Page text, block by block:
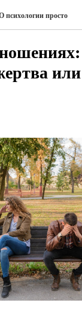
психологии просто
или